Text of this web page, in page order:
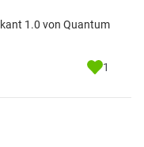
1.0 von Quantum
1